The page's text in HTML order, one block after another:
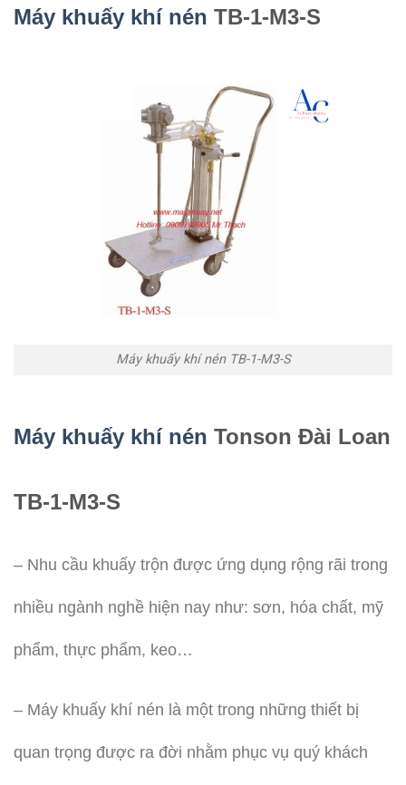
Máy khuấy khí nén TB-1-M3-S
Máy khuấy khí nén TB-1-M3-S
Máy khuấy khí nén Tonson Đài Loan
TB-1-M3-S
– Nhu cầu khuấy trộn được ứng dụng rộng rãi trong
nhiều ngành nghề hiện nay như: sơn, hóa chất, mỹ
phẩm, thực phẩm, keo…
– Máy khuấy khí nén là một trong những thiết bị
quan trọng được ra đời nhằm phục vụ quý khách